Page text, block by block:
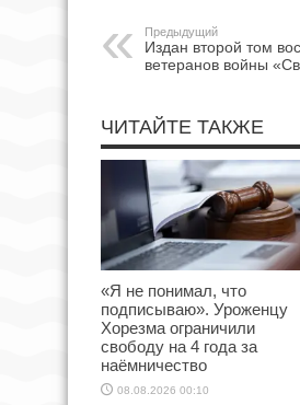
Предыдущий
Издан второй том
ветеранов войны
ЧИТАЙТЕ ТАКЖЕ
«Я не понимал, что
подписываю». Уроженцу
Хорезма ограничили
свободу на 4 года за
наёмничество
08.08.2026 00:10